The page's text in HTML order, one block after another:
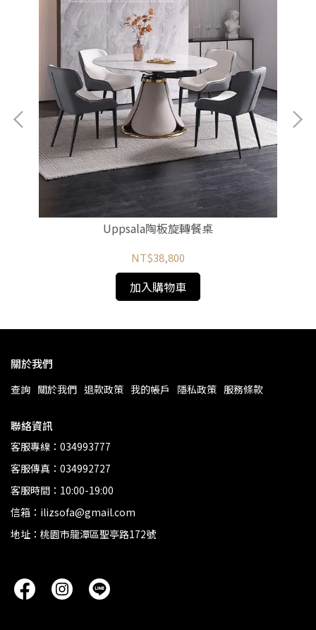
Uppsala陶板旋轉餐桌
NT$38,800
加入購物車
關於我們
查詢 關於我們 退款政策 我的帳戶 隱私政策 服務條款
聯絡資訊
客服專線：034993777
客服傳真：034992727
客服時間：10:00-19:00
信箱：ilizsofa@gmail.com
地址：桃園市龍潭區聖亭路172號